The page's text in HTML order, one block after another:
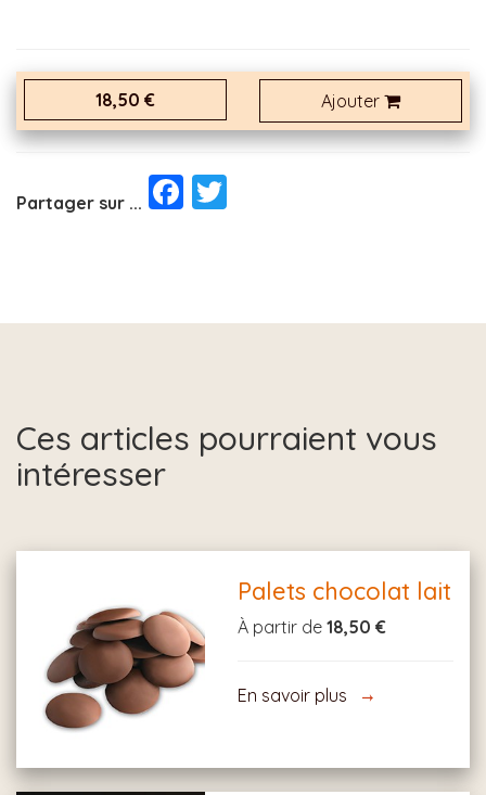
18,50 € Ajouter
Partager sur ...
Facebook
Ces articles pourraient vous
intéresser
Palets chocolat lait
À partir de18,50 €
En savoir plus